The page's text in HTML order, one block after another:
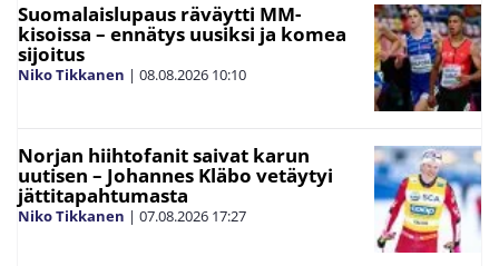
Suomalaislupaus räväytti MM-
kisoissa – ennätys uusiksi ja komea
sijoitus
Niko Tikkanen | 08.08.2026 10:10
Norjan hiihtofanit saivat karun
uutisen – Johannes Kläbo vetäytyi
jättitapahtumasta
Niko Tikkanen | 07.08.2026 17:27